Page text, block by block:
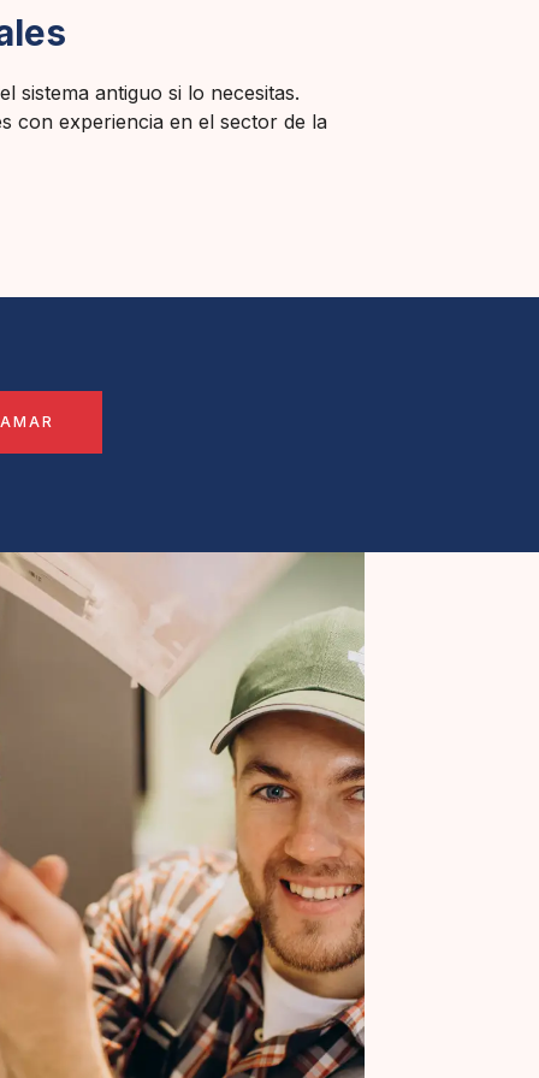
sistema antiguo si lo necesitas.
con experiencia en el sector de la